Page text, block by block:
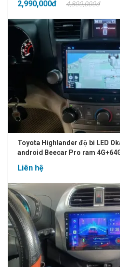
2,990,000đ 4,800,000đ
Toyota Highlander độ bi LED
android Beecar Pro ram
Liên hệ